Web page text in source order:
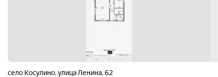
село Косулино,улица Ленина,62